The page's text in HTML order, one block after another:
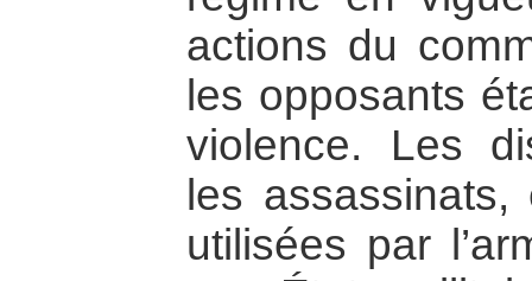
actions du
les opposants
violence. Les
les
utilisées par